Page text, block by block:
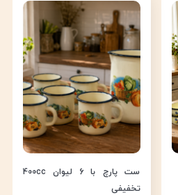
ست پارچ با 6 لیوان 400cc
تخفیفی